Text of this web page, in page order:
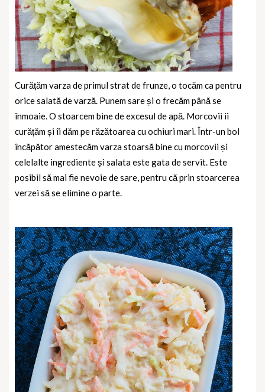
Curățăm varza de primul strat de frunze, o tocăm ca pentru
orice salată de varză. Punem sare și o frecăm până se
înmoaie. O stoarcem bine de excesul de apă. Morcovii ii
curățăm și îi dăm pe răzătoarea cu ochiuri mari. Într-un bol
încăpător amestecăm varza stoarsă bine cu morcovii și
celelalte ingrediente și salata este gata de servit. Este
posibil să mai fie nevoie de sare, pentru că prin stoarcerea
verzei să se elimine o parte.